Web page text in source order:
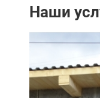
Наши